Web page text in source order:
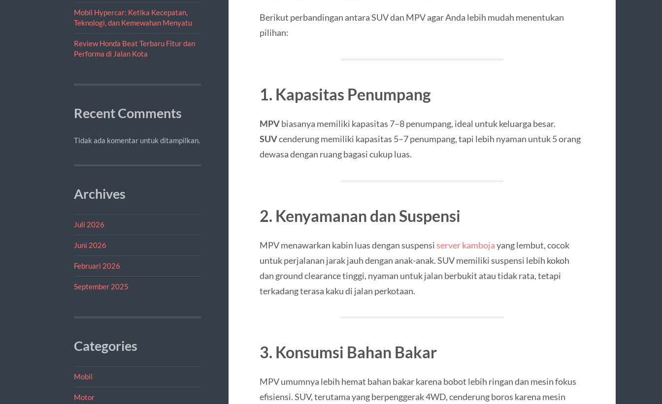
Mobil Hypercar: Ketika Kecepatan,
Teknologi, dan Kemewahan Menyatu
Review Honda Beat Terbaru Fitur dan
Performa di Jalan Kota
Recent Comments
Tidak ada komentar untuk ditampilkan.
Archives
Juli 2026
Juni 2026
Februari 2026
September 2025
Categories
Mobil
Motor
Berikut perbandingan antara SUV dan MPV agar Anda lebih mudah menentukan
pilihan:
1. Kapasitas Penumpang
MPVbiasanya memiliki kapasitas 7–8 penumpang, ideal untuk keluarga besar.
SUVcenderung memiliki kapasitas 5–7 penumpang, tapi lebih nyaman untuk 5 orang
dewasa dengan ruang bagasi cukup luas.
2. Kenyamanan dan Suspensi
MPV menawarkan kabin luas dengan suspensiserver kambojayang lembut, cocok
untuk perjalanan jarak jauh dengan anak-anak. SUV memiliki suspensi lebih kokoh
dan ground clearance tinggi, nyaman untuk jalan berbukit atau tidak rata, tetapi
terkadang terasa kaku di jalan perkotaan.
3. Konsumsi Bahan Bakar
MPV umumnya lebih hemat bahan bakar karena bobot lebih ringan dan mesin fokus
efisiensi. SUV, terutama yang berpenggerak 4WD, cenderung boros karena mesin